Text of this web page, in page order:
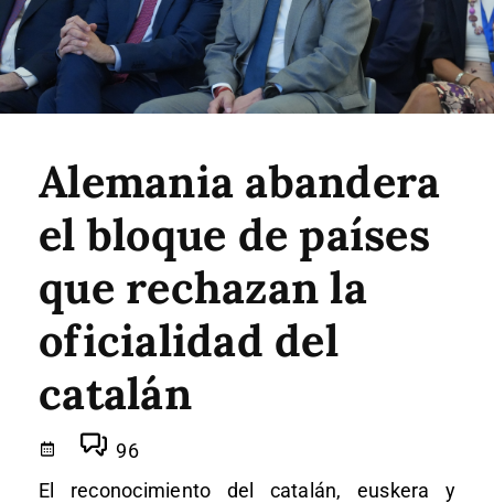
Alemania abandera
el bloque de países
que rechazan la
oficialidad del
catalán
96
El reconocimiento del catalán, euskera y